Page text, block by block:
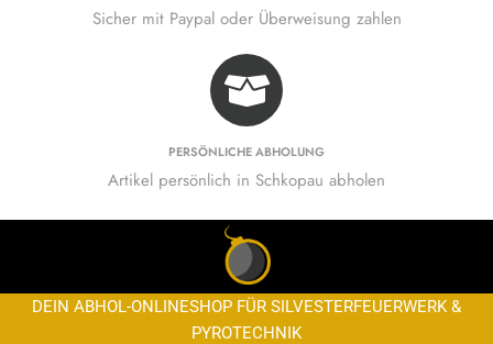
Sicher mit Paypal oder Überweisung zahlen
PERSÖNLICHE ABHOLUNG
Artikel persönlich in Schkopau abholen
DEIN ABHOL-ONLINESHOP FÜR SILVESTERFEUERWERK &
PYROTECHNIK